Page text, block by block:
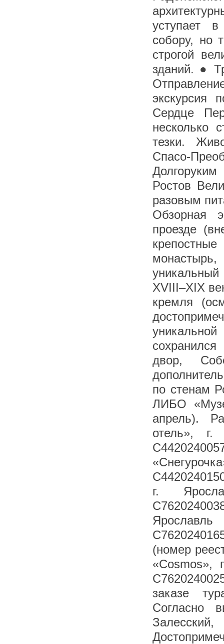
уступает
собору, но
строгой
зданий. ●
экскурсия
Сердце
несколько
тезки.
Спасо-
Ростов
разовым
Обзорная
проезде
XVIII–XIX
кремля
двор,
по стенам
ЛИБО
апрель).
отель», г.
г.
(номер
«Cosmos»,
заказе
Согласно